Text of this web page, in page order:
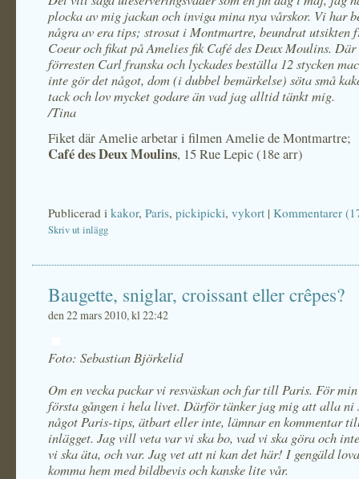
plocka av mig jackan och inviga mina nya vårskor. Vi har
några av era tips; strosat i Montmartre, beundrat utsikten
Coeur och fikat på Amelies fik Café des Deux Moulins. Där
förresten Carl franska och lyckades beställa 12 stycken
inte gör det något, dom (i dubbel bemärkelse) söta små
tack och lov mycket godare än vad jag alltid tänkt mig.
/Tina
Fiket där Amelie arbetar i filmen Amelie de Montmartre;
Café des Deux Moulins, 15 Rue Lepic (18e arr)
Publicerad i kakor, Paris, pickipicki, vykort | Kommentarer
Skriv ut inlägg
Baugette, sniglar, croissant eller crêpes?
den 22 mars 2010, kl 22:42
Foto: Sebastian Björkelid
Om en vecka packar vi resväskan och far till Paris. För
första gången i hela livet. Därför tänker jag mig att alla ni
något Paris-tips, ätbart eller inte, lämnar en kommentar
inlägget. Jag vill veta var vi ska bo, vad vi ska göra och
vi ska äta, och var. Jag vet att ni kan det här! I gengäld
komma hem med bildbevis och kanske lite vår.